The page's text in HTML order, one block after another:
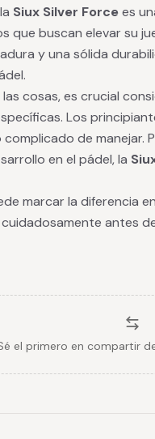
Siux Silver Forcees
que buscan elevar su
y una sólida
cosas, es crucial
Los
de manejar.
en el pádel, la
marcar la diferencia
antes
el primero en compartir